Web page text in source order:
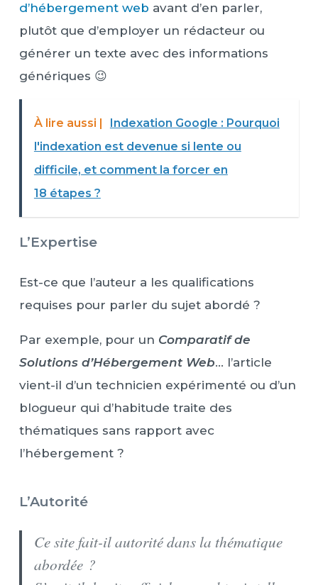
d’hébergement web avant d’en parler,
plutôt que d’employer un rédacteur ou
générer un texte avec des informations
génériques 😉
À lire aussi |
Indexation Google : Pourquoi
l'indexation est devenue si lente ou
difficile, et comment la forcer en
18 étapes ?
L’Expertise
Est-ce que l’auteur a les qualifications
requises pour parler du sujet abordé ?
Par exemple, pour un Comparatif de
Solutions d’Hébergement Web… l’article
vient-il d’un technicien expérimenté ou d’un
blogueur qui d’habitude traite des
thématiques sans rapport avec
l’hébergement ?
L’Autorité
Ce site fait-il autorité dans la thématique
abordée ?